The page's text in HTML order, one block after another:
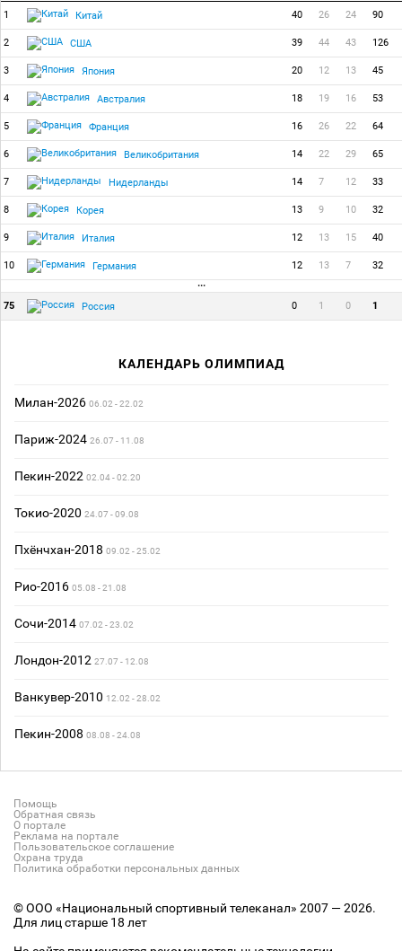
1 Китай 40 26 24 90
2 США 39 44 43 126
3 Япония 20 12 13 45
4 Австралия 18 19 16 53
5 Франция 16 26 22 64
6 Великобритания 14 22 29 65
7 Нидерланды 14 7 12 33
8 Корея 13 9 10 32
9 Италия 12 13 15 40
10 Германия 12 13 7
32
···
75
Россия 0 1 0 1
КАЛЕНДАРЬ ОЛИМПИАД
Милан-2026 06.02 - 22.02
Париж-2024 26.07 - 11.08
Пекин-2022 02.04 - 02.20
Токио-2020 24.07 - 09.08
Пхёнчхан-2018 09.02 - 25.02
Рио-2016 05.08 - 21.08
Сочи-2014 07.02 - 23.02
Лондон-2012 27.07 - 12.08
Ванкувер-2010 12.02 - 28.02
Пекин-2008 08.08 - 24.08
Помощь
Обратная связь
О портале
Реклама на портале
Пользовательское соглашение
Охрана труда
Политика обработки персональных данных
© ООО «Национальный спортивный телеканал» 2007 — 2026.
Для лиц старше 18 лет